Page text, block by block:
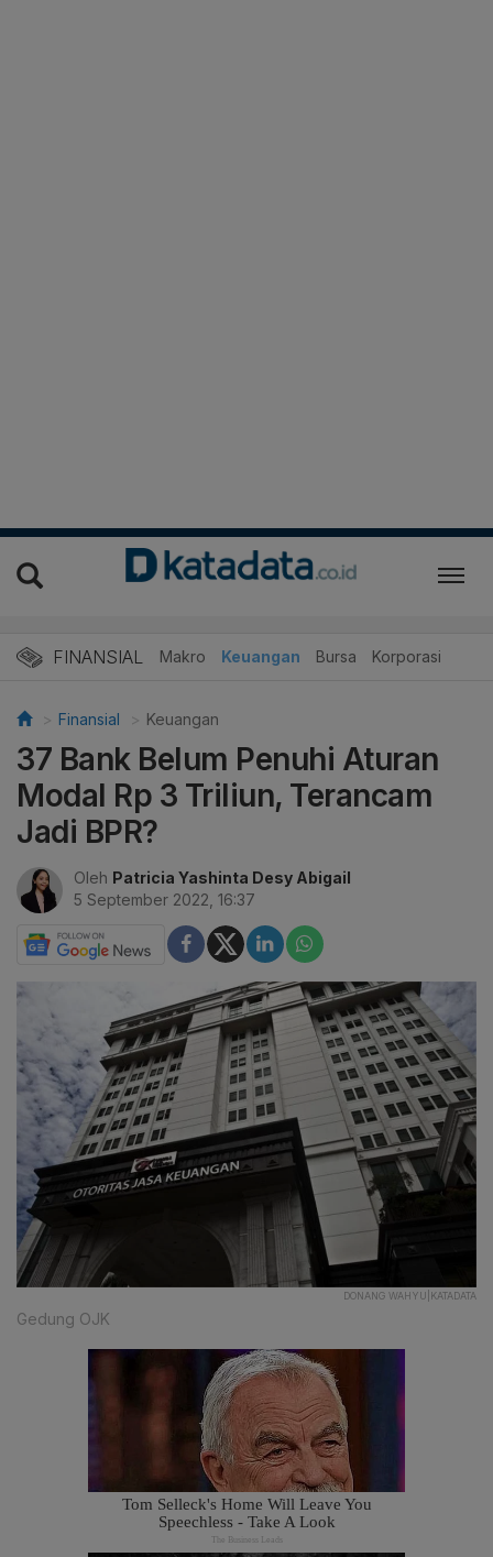
FINANSIAL Makro Keuangan Bursa Korporasi
Finansial Keuangan
37 Bank Belum Penuhi Aturan
Modal Rp 3 Triliun, Terancam
Jadi BPR?
Oleh Patricia Yashinta Desy Abigail
5 September 2022, 16:37
DONANG WAHYU|KATADATA
Gedung OJK